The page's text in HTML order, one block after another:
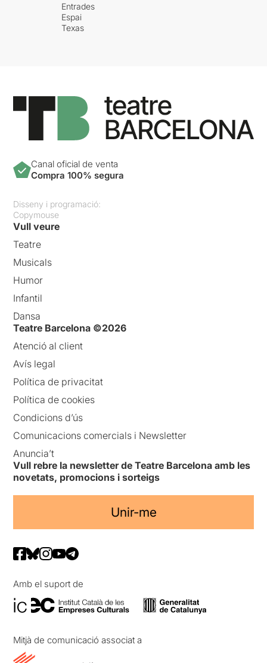
Entrades
Espai
Texas
Canal oficial de venta
Compra 100% segura
Disseny i programació:
Copymouse
Vull veure
Teatre
Musicals
Humor
Infantil
Dansa
Teatre Barcelona ©2026
Atenció al client
Avís legal
Política de privacitat
Política de cookies
Condicions d’ús
Comunicacions comercials i Newsletter
Anuncia’t
Vull rebre la newsletter de Teatre Barcelona amb les
novetats, promocions i sorteigs
Unir-me
Amb el suport de
Mitjà de comunicació associat a